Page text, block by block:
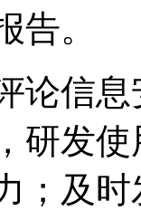
告。
论信
研发
；及